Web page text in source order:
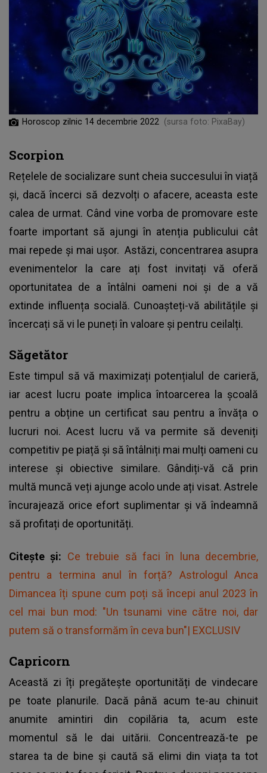
Horoscop zilnic 14 decembrie 2022 (sursa foto: PixaBay)
Scorpion
Rețelele de socializare sunt cheia succesului în viață
și, dacă încerci să dezvolți o afacere, aceasta este
calea de urmat. Când vine vorba de promovare este
foarte important să ajungi în atenția publicului cât
mai repede și mai ușor. Astăzi, concentrarea asupra
evenimentelor la care ați fost invitați vă oferă
oportunitatea de a întâlni oameni noi și de a vă
extinde influența socială. Cunoașteți-vă abilitățile și
încercați să vi le puneți în valoare și pentru ceilalți.
Săgetător
Este timpul să vă maximizați potențialul de carieră,
iar acest lucru poate implica întoarcerea la școală
pentru a obține un certificat sau pentru a învăța o
lucruri noi. Acest lucru vă va permite să deveniți
competitiv pe piață și să întâlniți mai mulți oameni cu
interese și obiective similare. Gândiți-vă că prin
multă muncă veți ajunge acolo unde ați visat. Astrele
încurajează orice efort suplimentar și vă îndeamnă
să profitați de oportunități.
Citește și: Ce trebuie să faci în luna decembrie,
pentru a termina anul în forță? Astrologul Anca
Dimancea îți spune cum poți să începi anul 2023 în
cel mai bun mod: "Un tsunami vine către noi, dar
putem să o transformăm în ceva bun"| EXCLUSIV
Capricorn
Această zi îți pregătește oportunități de vindecare
pe toate planurile. Dacă până acum te-au chinuit
anumite amintiri din copilăria ta, acum este
momentul să le dai uitării. Concentrează-te pe
starea ta de bine și caută să elimi din viața ta tot